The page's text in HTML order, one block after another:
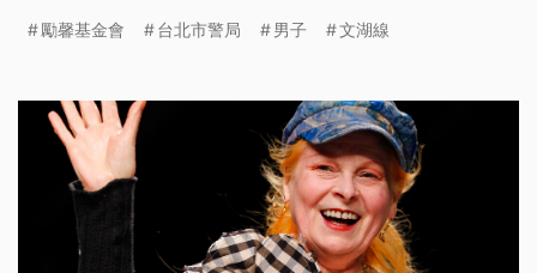
勵馨基金會 台北市警局 男子 文湖線